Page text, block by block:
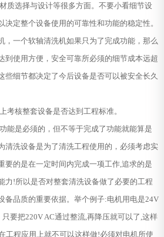
质选择与设计等很多方面。不要小看细节设
定整个设备使用的可靠性和功能的稳定性。
，一个软轴清洗机如果只为了完成功能，那么
到使用方便，安全可靠所必须的细节成本远超
些细节都决定了今后设备是否可以被安全长久
考核整套设备是否达到工程标准。
能是必须的，但不等于完成了功能就能算是
清洗设备是为了清洗工程使用的，必须考虑实
要的是在一定时间内完成一项工作,追求的是
力!所以是否对整套清洗设备做了必要的工程
备品质的重要依据。举个例子:电机用电是24V
要把220V AC通过整流,再降压就可以了,这样
工程应用上就不可以这样做!必须对电机所使